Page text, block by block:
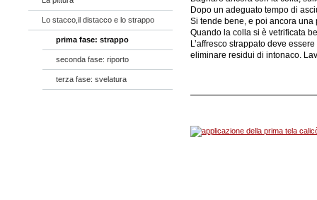
Lo stacco,il distacco e lo strappo
prima fase: strappo
seconda fase: riporto
terza fase: svelatura
Dopo un adeguato tempo di
Si tende bene, e poi ancora
Quando la colla si è vetrificata
L’affresco strappato deve
eliminare residui di intonaco.